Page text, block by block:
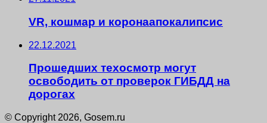
VR, кошмар и коронаапокалипсис
22.12.2021
Прошедших техосмотр могут
освободить от проверок ГИБДД на
дорогах
© Copyright 2026, Gosem.ru